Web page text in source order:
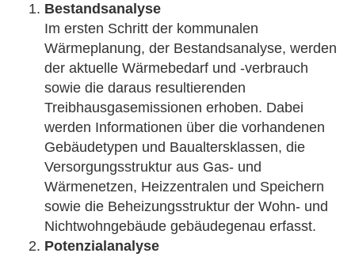
Bestandsanalyse
Im ersten Schritt der kommunalen
Wärmeplanung, der Bestandsanalyse, werden
der aktuelle Wärmebedarf und -verbrauch
sowie die daraus resultierenden
Treibhausgasemissionen erhoben. Dabei
werden Informationen über die vorhandenen
Gebäudetypen und Baualtersklassen, die
Versorgungsstruktur aus Gas- und
Wärmenetzen, Heizzentralen und Speichern
sowie die Beheizungsstruktur der Wohn- und
Nichtwohngebäude gebäudegenau erfasst.
Potenzialanalyse